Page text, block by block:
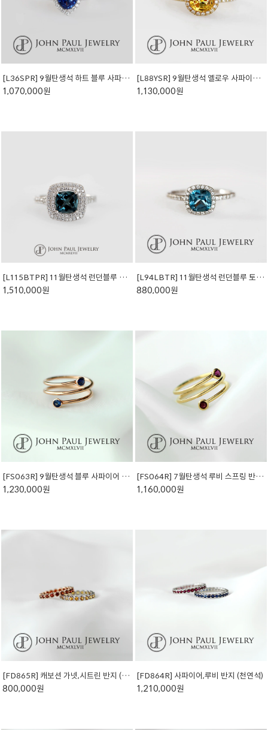
[L36SPR] 9월탄생석 하트 블루 사파이어 반지 (천연석)
1,070,000원
[L88YSR] 9월탄생석 옐로우 사파이어 반지 (천연석)
1,130,000원
[L115BTPR] 11월탄생석 런던블루 토파즈 반지 (천연석)
1,510,000원
[L94LBTR] 11월탄생석 런던블루 토파즈 반지 (천연석)
880,000원
[FS063R] 9월탄생석 블루 사파이어 스프링 반지 (천연석)
1,230,000원
[FS064R] 7월탄생석 루비 스프링 반지 (천연석)
1,160,000원
[FD865R] 캐보션 가넷,시트린 반지 (천연석)
800,000원
[FD864R] 사파이어,루비 반지 (천연석)
1,210,000원